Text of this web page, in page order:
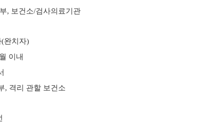
, 보건소/검사의료기관
(완치자)
이내
, 격리 관할 보건소